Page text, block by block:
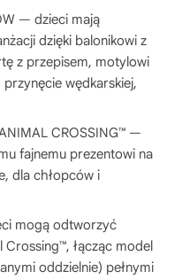
— dzieci mają
dzięki balonikowi z
z przepisem, motylowi
wędkarskiej,
CROSSING™ —
fajnemu prezentowi na
dla chłopców i
mogą odtworzyć
łącząc model
oddzielnie) pełnymi